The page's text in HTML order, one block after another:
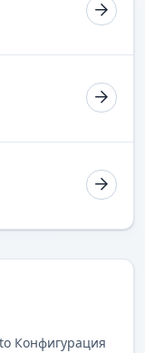
Конфигурация